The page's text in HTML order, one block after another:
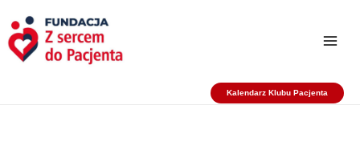
do
treści
Kalendarz Klubu Pacjenta